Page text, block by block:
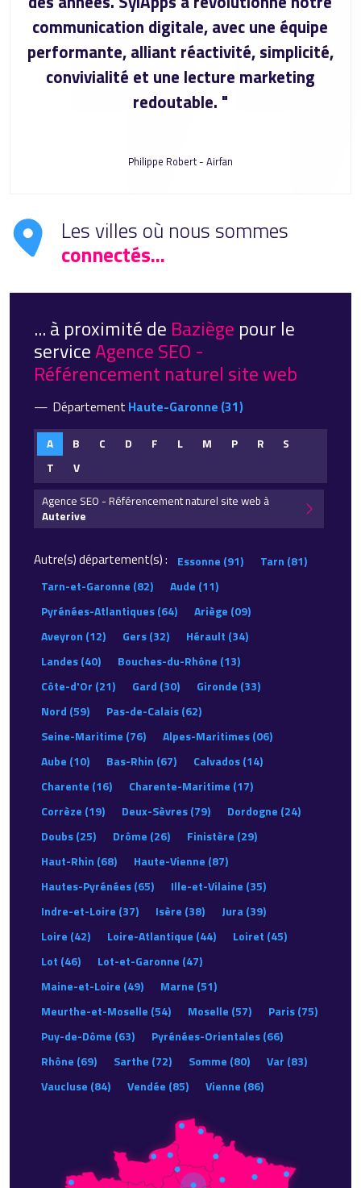
communication digitale, avec une équipe
performante, alliant réactivité, simplicité,
convivialité et une lecture marketing
redoutable. "
Philippe Robert - Airfan
Les villes où nous sommes
connectés...
... à proximité de Baziège pour le
serviceAgence SEO -
Référencement naturel site web
Département Haute-Garonne (31)
A B C D F L M P R
S
T
V
Agence SEO - Référencement naturel site web à
Auterive
Autre(s) département(s) : Essonne (91)
Tarn (81)
Tarn-et-Garonne (82)
Aude (11)
Pyrénées-Atlantiques (64)
Ariège (09)
Aveyron (12)
Gers (32)
Hérault (34)
Landes (40)
Bouches-du-Rhône (13)
Côte-d'Or (21)
Gard (30)
Gironde (33)
Nord (59)
Pas-de-Calais (62)
Seine-Maritime (76)
Alpes-Maritimes (06)
Aube (10)
Bas-Rhin (67)
Calvados (14)
Charente (16)
Charente-Maritime (17)
Corrèze (19)
Deux-Sèvres (79)
Dordogne (24)
Doubs (25)
Drôme (26)
Finistère (29)
Haut-Rhin (68)
Haute-Vienne (87)
Hautes-Pyrénées (65)
Ille-et-Vilaine (35)
Indre-et-Loire (37)
Isère (38)
Jura (39)
Loire (42)
Loire-Atlantique (44)
Loiret (45)
Lot (46)
Lot-et-Garonne (47)
Maine-et-Loire (49)
Marne (51)
Meurthe-et-Moselle (54)
Moselle (57)
Paris (75)
Puy-de-Dôme (63)
Pyrénées-Orientales (66)
Rhône (69)
Sarthe (72) Somme (80)
Var (83)
Vaucluse (84)
Vendée (85) Vienne (86)